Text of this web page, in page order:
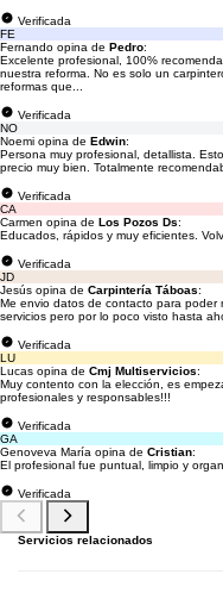
Verificada
FE
Fernando opina de Pedro:
Excelente profesional, 100%
nuestra reforma. No es solo un
reformas que...
Verificada
NO
Noemi opina de Edwin:
Persona muy profesional, detallista.
precio muy bien. Totalmente
Verificada
CA
Carmen opina de Los Pozos Ds:
Educados, rápidos y muy eficientes.
Verificada
JD
Jesús opina de Carpintería Táboas:
Me envio datos de contacto para poder
servicios pero por lo poco visto hasta
Verificada
LU
Lucas opina de Cmj Multiservicios:
Muy contento con la elección, es
profesionales y responsables!!!
Verificada
GA
Genoveva María opina de Cristian:
El profesional fue puntual, limpio y
Verificada
Servicios relacionados